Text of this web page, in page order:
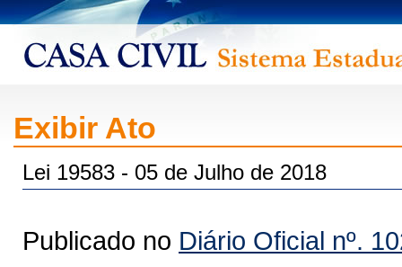
Exibir Ato
Lei 19583 - 05 de Julho de 2018
Publicado no Diário Oficial nº.